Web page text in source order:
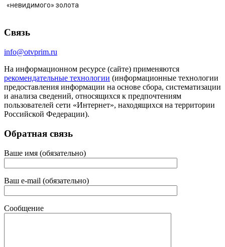
«невидимого» золота
Связь
info@otvprim.ru
На информационном ресурсе (сайте) применяются
рекомендательные технологии (информационные технологии
предоставления информации на основе сбора, систематизации
и анализа сведений, относящихся к предпочтениям
пользователей сети «Интернет», находящихся на территории
Российской Федерации).
Обратная связь
Ваше имя (обязательно)
Ваш e-mail (обязательно)
Сообщение